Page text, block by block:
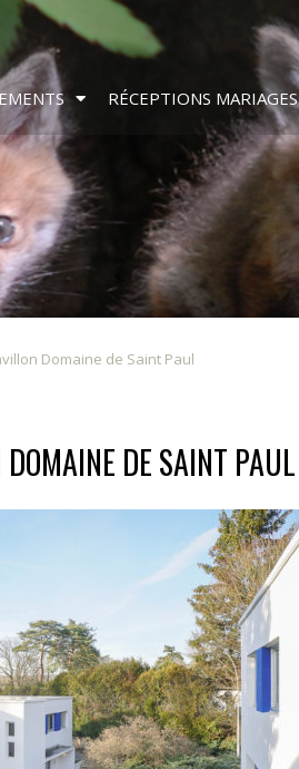
RÉCEPTIONS MARIAGES
Domaine de Saint Paul
DE SAINT PAUL